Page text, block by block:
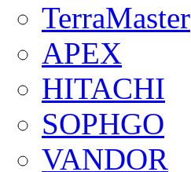
TerraMaster
APEX
HITACHI
SOPHGO
VANDOR